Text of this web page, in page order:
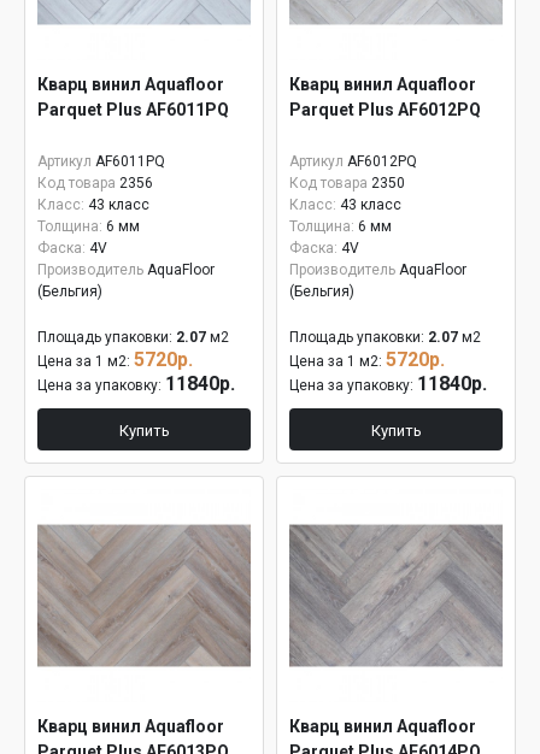
Кварц винил Aquafloor
Parquet Plus AF6011PQ
Артикул AF6011PQ
Код товара 2356
Класс: 43 класс
Толщина: 6 мм
Фаска: 4V
Производитель AquaFloor
(Бельгия)
Площадь упаковки: 2.07 м2
Цена за 1 м2: 5720р.
Цена за упаковку: 11840р.
Купить
Кварц винил Aquafloor
Parquet Plus AF6012PQ
Артикул AF6012PQ
Код товара 2350
Класс: 43 класс
Толщина: 6 мм
Фаска: 4V
Производитель AquaFloor
(Бельгия)
Площадь упаковки: 2.07 м2
Цена за 1 м2: 5720р.
Цена за упаковку: 11840р.
Купить
Кварц винил Aquafloor
Кварц винил Aquafloor